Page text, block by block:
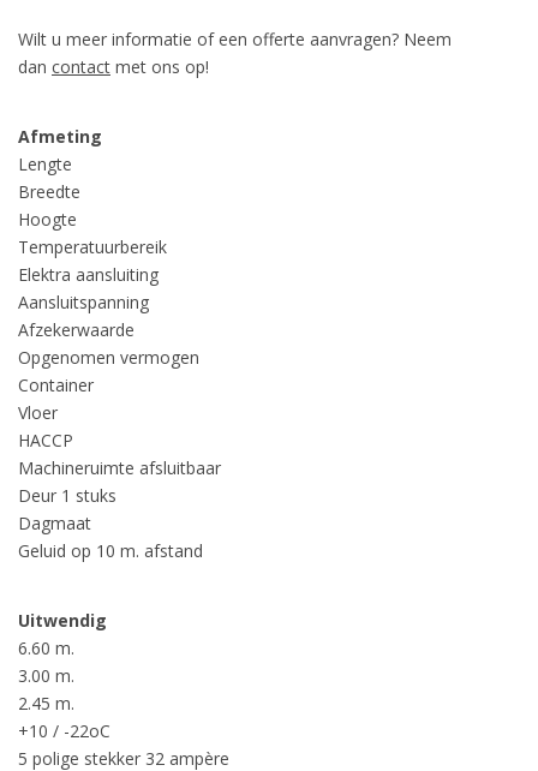
Wilt u meer informatie of een offerte aanvragen? Neem
dan contact met ons op!
Afmeting
Lengte
Breedte
Hoogte
Temperatuurbereik
Elektra aansluiting
Aansluitspanning
Afzekerwaarde
Opgenomen vermogen
Container
Vloer
HACCP
Machineruimte afsluitbaar
Deur 1 stuks
Dagmaat
Geluid op 10 m. afstand
Uitwendig
6.60 m.
3.00 m.
2.45 m.
+10 / -22oC
5 polige stekker 32 ampère